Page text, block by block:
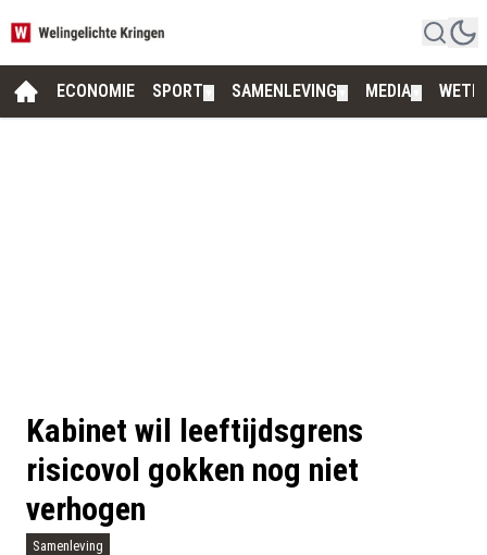
ECONOMIE SPORT SAMENLEVING MEDIA
Kabinet wil leeftijdsgrens
risicovol gokken nog niet
verhogen
Samenleving